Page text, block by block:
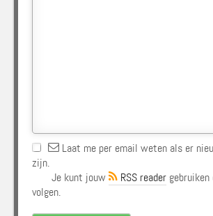
Laat me per email weten als er
zijn.
Je kunt jouw
RSS reader
volgen.